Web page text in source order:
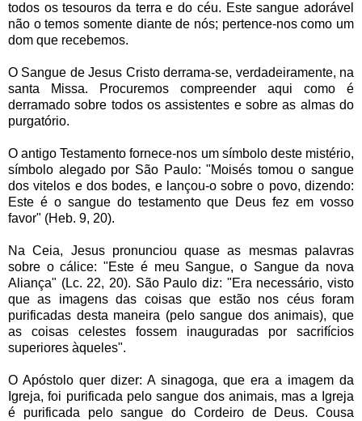
todos os tesouros da terra e do céu. Este sangue adorável
não o temos somente diante de nós; pertence-nos como um
dom que recebemos.
O Sangue de Jesus Cristo derrama-se, verdadeiramente, na
santa Missa. Procuremos compreender aqui como é
derramado sobre todos os assistentes e sobre as almas do
purgatório.
O antigo Testamento fornece-nos um símbolo deste mistério,
símbolo alegado por São Paulo: "Moisés tomou o sangue
dos vitelos e dos bodes, e lançou-o sobre o povo, dizendo:
Este é o sangue do testamento que Deus fez em vosso
favor" (Heb. 9, 20).
Na Ceia, Jesus pronunciou quase as mesmas palavras
sobre o cálice: "Este é meu Sangue, o Sangue da nova
Aliança" (Lc. 22, 20). São Paulo diz: "Era necessário, visto
que as imagens das coisas que estão nos céus foram
purificadas desta maneira (pelo sangue dos animais), que
as coisas celestes fossem inauguradas por sacrifícios
superiores àqueles".
O Apóstolo quer dizer: A sinagoga, que era a imagem da
Igreja, foi purificada pelo sangue dos animais, mas a Igreja
é purificada pelo sangue do Cordeiro de Deus. Cousa